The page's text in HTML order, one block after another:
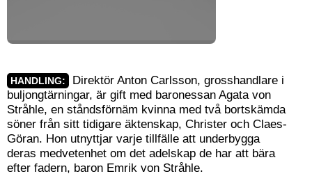
HANDLING:
Direktör Anton Carlsson, grosshandlare i
buljongtärningar, är gift med baronessan Agata von
Stråhle, en ståndsförnäm kvinna med två bortskämda
söner från sitt tidigare äktenskap, Christer och Claes-
Göran. Hon utnyttjar varje tillfälle att underbygga
deras medvetenhet om det adelskap de har att bära
efter fadern, baron Emrik von Stråhle.